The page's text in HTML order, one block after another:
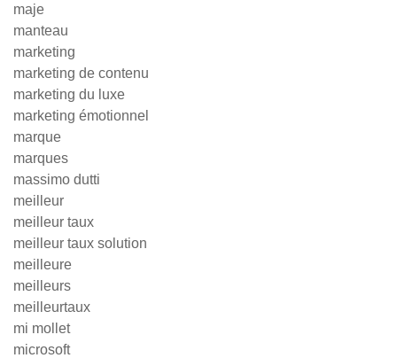
maje
manteau
marketing
marketing de contenu
marketing du luxe
marketing émotionnel
marque
marques
massimo dutti
meilleur
meilleur taux
meilleur taux solution
meilleure
meilleurs
meilleurtaux
mi mollet
microsoft